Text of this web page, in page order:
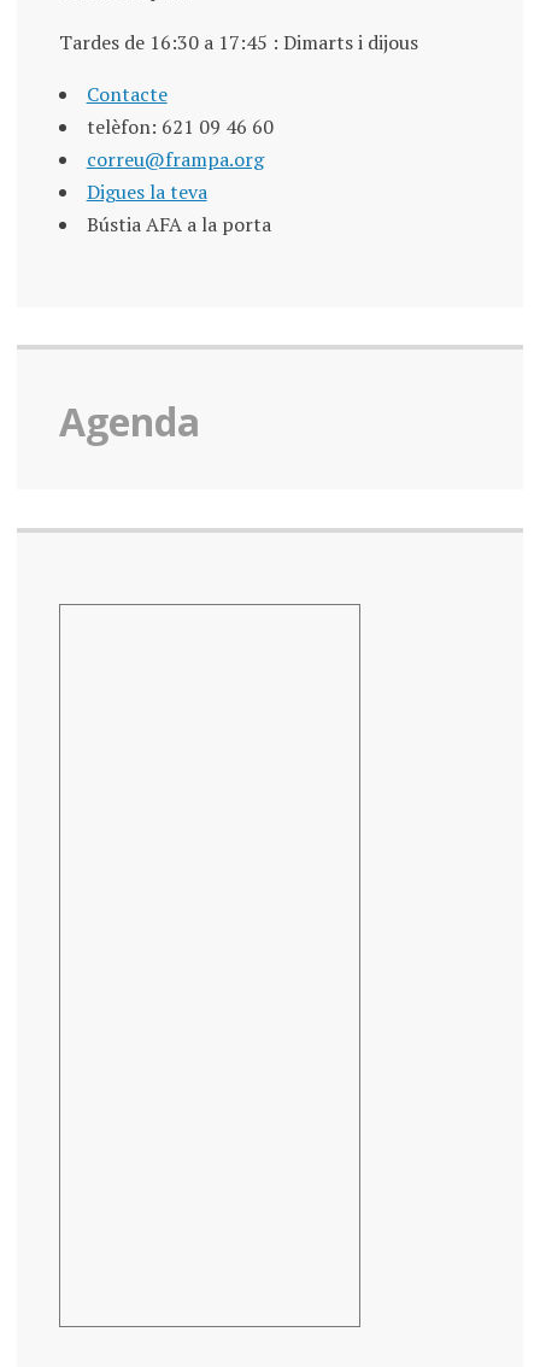
Tardes de 16:30 a 17:45 : Dimarts i dijous
Contacte
telèfon: 621 09 46 60
correu@frampa.org
Digues la teva
Bústia AFA a la porta
Agenda